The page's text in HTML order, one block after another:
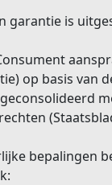
garantie is
op basis van
bepalingen